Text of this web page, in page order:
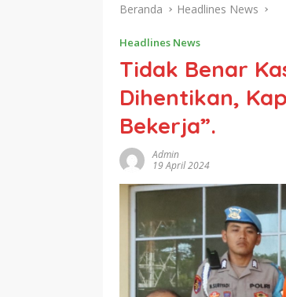
Beranda Headlines News
Headlines News
Tidak Benar
Dihentikan,
Bekerja”.
Admin
19 April 2024